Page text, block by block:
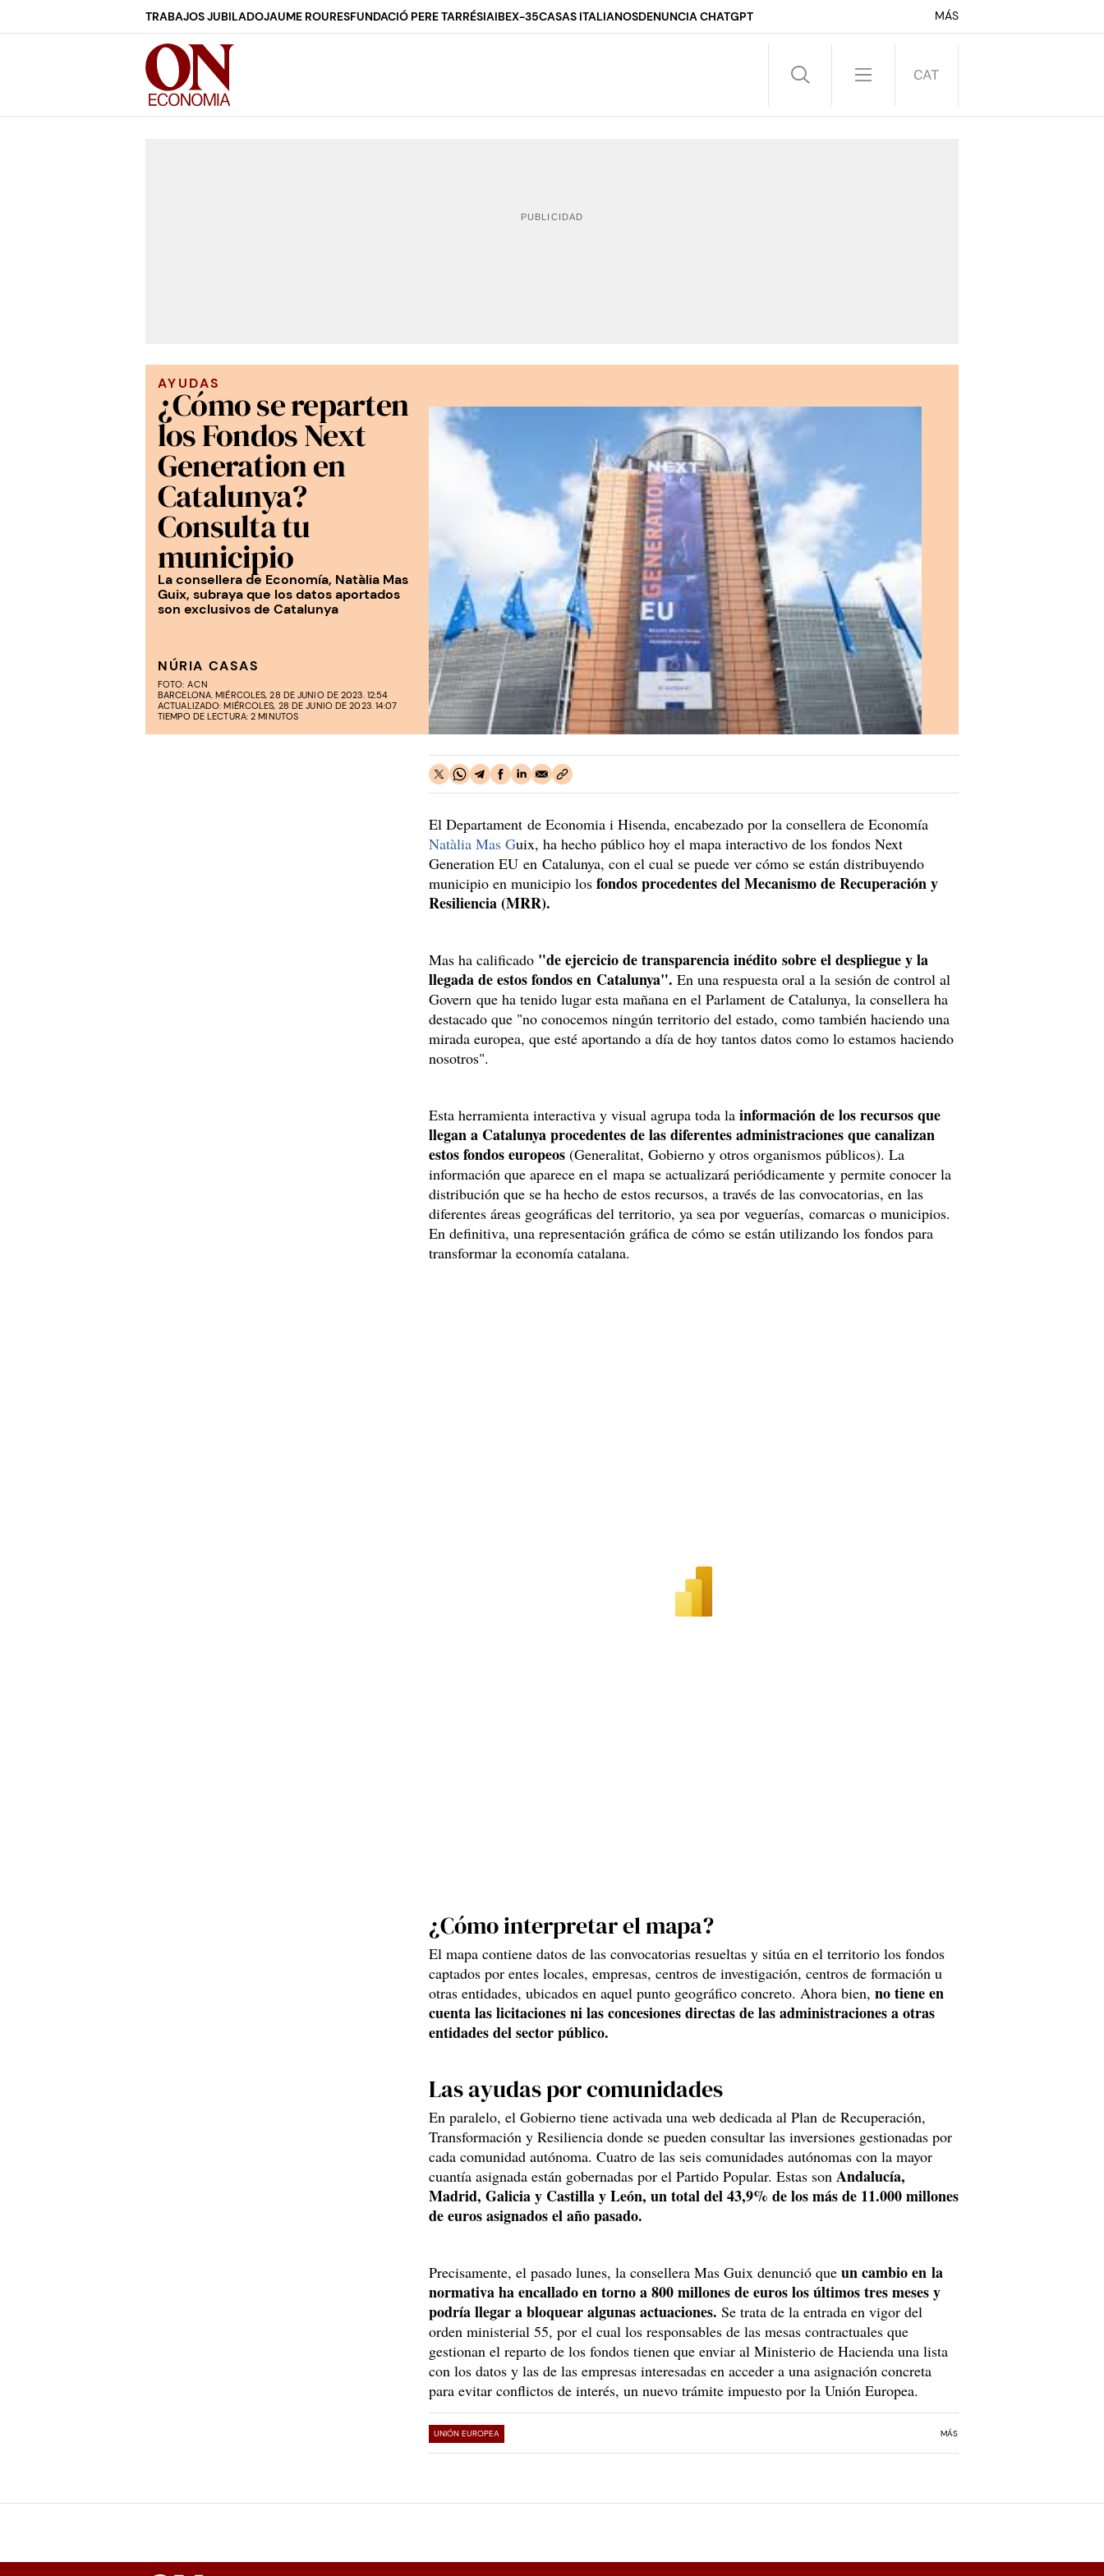
TRABAJOS JUBILADOJAUME ROURESFUNDACIÓ PERE TARRÉSIAIBEX-35CASAS ITALIANOSDENUNCIA CHATGPT MÁS
AYUDAS
¿Cómo se reparten
los Fondos Next
Generation en
Catalunya?
Consulta tu
municipio
La consellera de Economía, Natàlia Mas
Guix, subraya que los datos aportados
son exclusivos de Catalunya
NÚRIA CASAS
FOTO: ACN
BARCELONA. MIÉRCOLES, 28 DE JUNIO DE 2023. 12:54
ACTUALIZADO: MIÉRCOLES, 28 DE JUNIO DE 2023. 14:07
TIEMPO DE LECTURA: 2 MINUTOS
El Departament de Economia i Hisenda, encabezado por la consellera de Economía
Natàlia Mas Guix, ha hecho público hoy el mapa interactivo de los fondos Next
Generation EU en Catalunya, con el cual se puede ver cómo se están distribuyendo
municipio en municipio los fondos procedentes del Mecanismo de Recuperación y
Resiliencia (MRR).
Mas ha calificado "de ejercicio de transparencia inédito sobre el despliegue y la
llegada de estos fondos en Catalunya". En una respuesta oral a la sesión de control al
Govern que ha tenido lugar esta mañana en el Parlament de Catalunya, la consellera ha
destacado que "no conocemos ningún territorio del estado, como también haciendo una
mirada europea, que esté aportando a día de hoy tantos datos como lo estamos haciendo
nosotros".
Esta herramienta interactiva y visual agrupa toda la información de los recursos que
llegan a Catalunya procedentes de las diferentes administraciones que canalizan
estos fondos europeos (Generalitat, Gobierno y otros organismos públicos). La
información que aparece en el mapa se actualizará periódicamente y permite conocer la
distribución que se ha hecho de estos recursos, a través de las convocatorias, en las
diferentes áreas geográficas del territorio, ya sea por veguerías, comarcas o municipios.
En definitiva, una representación gráfica de cómo se están utilizando los fondos para
transformar la economía catalana.
¿Cómo interpretar el mapa?
El mapa contiene datos de las convocatorias resueltas y sitúa en el territorio los fondos
captados por entes locales, empresas, centros de investigación, centros de formación u
otras entidades, ubicados en aquel punto geográfico concreto. Ahora bien, no tiene en
cuenta las licitaciones ni las concesiones directas de las administraciones a otras
entidades del sector público.
Las ayudas por comunidades
En paralelo, el Gobierno tiene activada una web dedicada al Plan de Recuperación,
Transformación y Resiliencia donde se pueden consultar las inversiones gestionadas por
cada comunidad autónoma. Cuatro de las seis comunidades autónomas con la mayor
cuantía asignada están gobernadas por el Partido Popular. Estas son Andalucía,
Madrid, Galicia y Castilla y León, un total del 43,9% de los más de 11.000 millones
de euros asignados el año pasado.
Precisamente, el pasado lunes, la consellera Mas Guix denunció que un cambio en la
normativa ha encallado en torno a 800 millones de euros los últimos tres meses y
podría llegar a bloquear algunas actuaciones. Se trata de la entrada en vigor del
orden ministerial 55, por el cual los responsables de las mesas contractuales que
gestionan el reparto de los fondos tienen que enviar al Ministerio de Hacienda una lista
con los datos y las de las empresas interesadas en acceder a una asignación concreta
para evitar conflictos de interés, un nuevo trámite impuesto por la Unión Europea.
UNIÓN EUROPEA MÁS